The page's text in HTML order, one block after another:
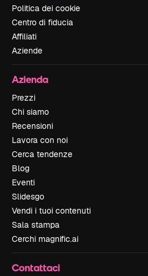
Politica dei cookie
Centro di fiducia
Affiliati
Aziende
Azienda
Prezzi
Chi siamo
Recensioni
Lavora con noi
Cerca tendenze
Blog
Eventi
Slidesgo
Vendi i tuoi contenuti
Sala stampa
Cerchi magnific.ai
Contattaci